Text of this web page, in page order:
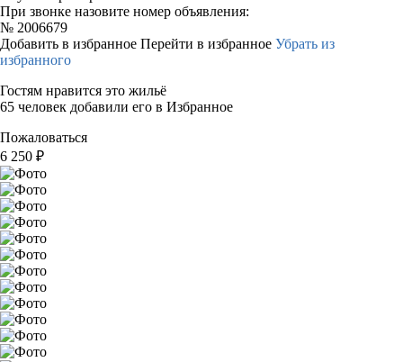
При звонке назовите номер объявления:
№ 2006679
Добавить в избранное Перейти в избранное Убрать из
избранного
Гостям нравится это жильё
65 человек добавили его в Избранное
Пожаловаться
6 250 ₽